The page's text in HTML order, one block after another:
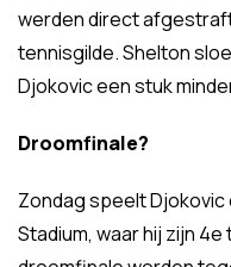
werden direct
tennisgilde. Shelton
Djokovic een stuk
Droomfinale?
Zondag speelt Djokovic
Stadium, waar hij zijn